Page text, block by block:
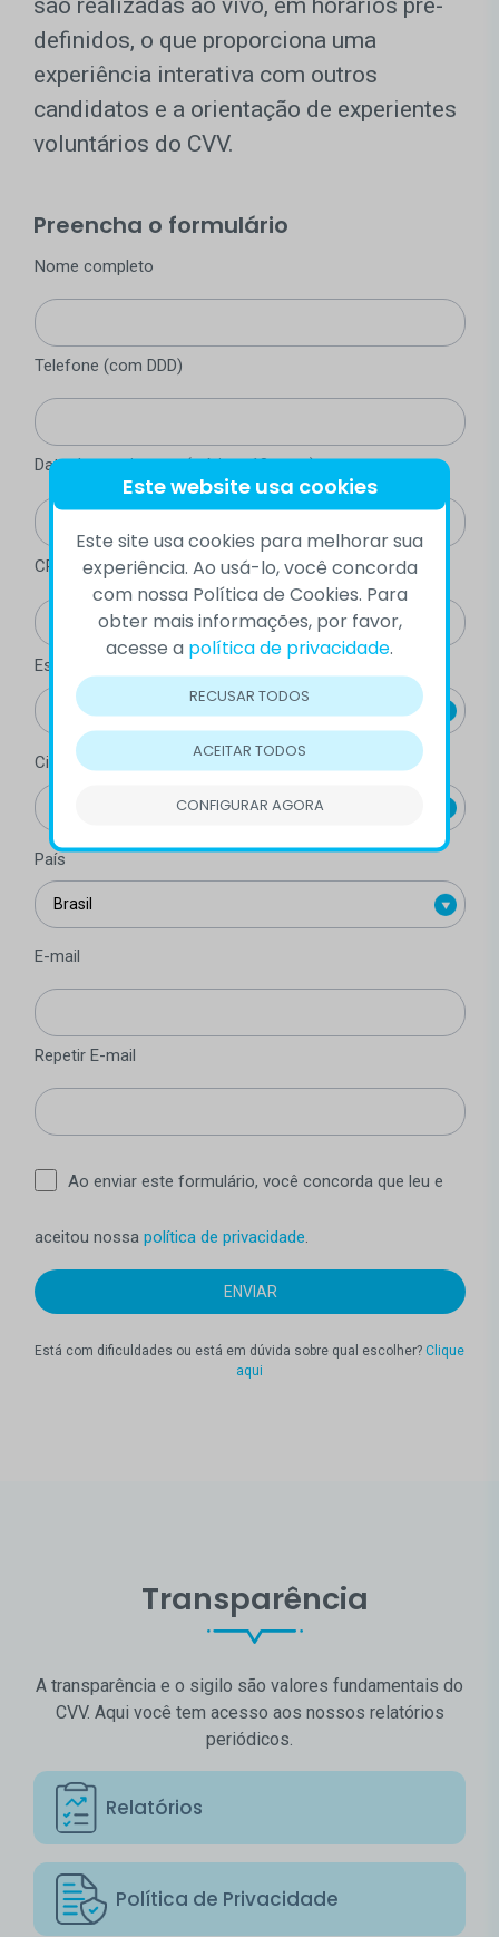
são realizadas ao vivo, em horários pré-
definidos, o que proporciona uma
experiência interativa com outros
candidatos e a orientação de experientes
voluntários do CVV.
Preencha o formulário
Nome completo
Telefone (com DDD)
Data de nascimento (mínimo 18 anos)
CPF
Estado
Cidade
País
E-mail
Repetir E-mail
Ao enviar este formulário, você concorda que leu e
aceitou nossa política de privacidade.
Está com dificuldades ou está em dúvida sobre qual escolher? Clique
aqui
Transparência
A transparência e o sigilo são valores fundamentais do
CVV. Aqui você tem acesso aos nossos relatórios
periódicos.
Relatórios
Política de Privacidade
Este website usa cookies
Este site usa cookies para melhorar sua
experiência. Ao usá-lo, você concorda
com nossa Política de Cookies. Para
obter mais informações, por favor,
acesse a política de privacidade.
RECUSAR TODOS
ACEITAR TODOS
CONFIGURAR AGORA